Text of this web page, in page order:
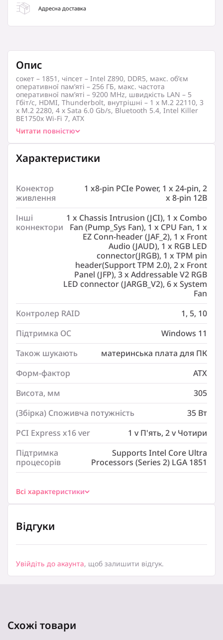
Адресна доставка
Опис
сокет – 1851, чіпсет – Intel Z890, DDR5, макс. об’єм
оперативної пам’яті – 256 ГБ, макс. частота
оперативної пам’яті – 9200 MHz, швидкість LAN – 5
Гбіт/с, HDMI, Thunderbolt, внутрішні – 1 x M.2 22110, 3
x M.2 2280, 4 x Sata 6.0 Gb/s, Bluetooth 5.4, Intel Killer
BE1750x Wi-Fi 7, ATX
Конектор живлення:
1 x8-pin PCIe Power
1 x Chassis Intrusion (JCI)
Інші коннектори:
1 x Combo Fan (Pump_Sys Fan)
Інші коннектори:
1 x EZ Conn-header (JAF_2)
Інші коннектори:
1 x Front Audio (JAUD)
1 x RGB LED connector(JRGB)
Інші коннектори:
1 x TPM pin header(Support TPM 2.0)
Інші коннектори:
2 x Front Panel (JFP)
Інші коннектори:
3 x Addressable V2 RGB LED connector (JARGB_V2)
Інші коннектори:
6 x System Fan
Контролер RAID:
0
Контролер RAID:
1
Контролер RAID:
5
Контролер RAID:
Windows 11
ATX
Висота, мм:
1 v П’ять
PCI Express x16 ver:
Читати повністю
Характеристики
Конектор
живлення
1 x8-pin PCIe Power, 1 x 24-pin, 2
x 8-pin 12В
Інші
коннектори
1 x Chassis Intrusion (JCI), 1 x Combo
Fan (Pump_Sys Fan), 1 x CPU Fan, 1 x
EZ Conn-header (JAF_2), 1 x Front
Audio (JAUD), 1 x RGB LED
connector(JRGB), 1 x TPM pin
header(Support TPM 2.0), 2 x Front
Panel (JFP), 3 x Addressable V2 RGB
LED connector (JARGB_V2), 6 x System
Fan
Контролер RAID
1, 5, 10
Підтримка ОС
Windows 11
Також шукають
материнська плата для ПК
Форм-фактор
ATX
Висота, мм
305
(Збірка) Споживча потужність
35 Вт
PCI Express x16 ver
1 v П'ять, 2 v Чотири
Підтримка
процесорів
Supports Intel Core Ultra
Processors (Series 2) LGA 1851
Всі характеристики
Відгуки
Увійдіть до акаунта, щоб залишити відгук.
Схожі товари